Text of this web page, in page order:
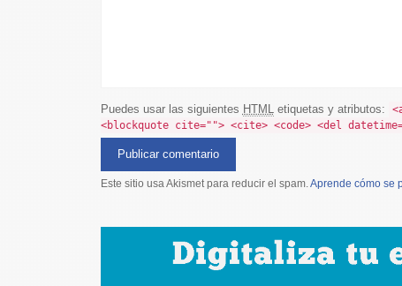
Puedes usar las siguientes HTMLetiquetas y atributos:
<blockquote cite=""> <cite> <code> <del
Este sitio usa Akismet para reducir el spam.Aprende cómo se